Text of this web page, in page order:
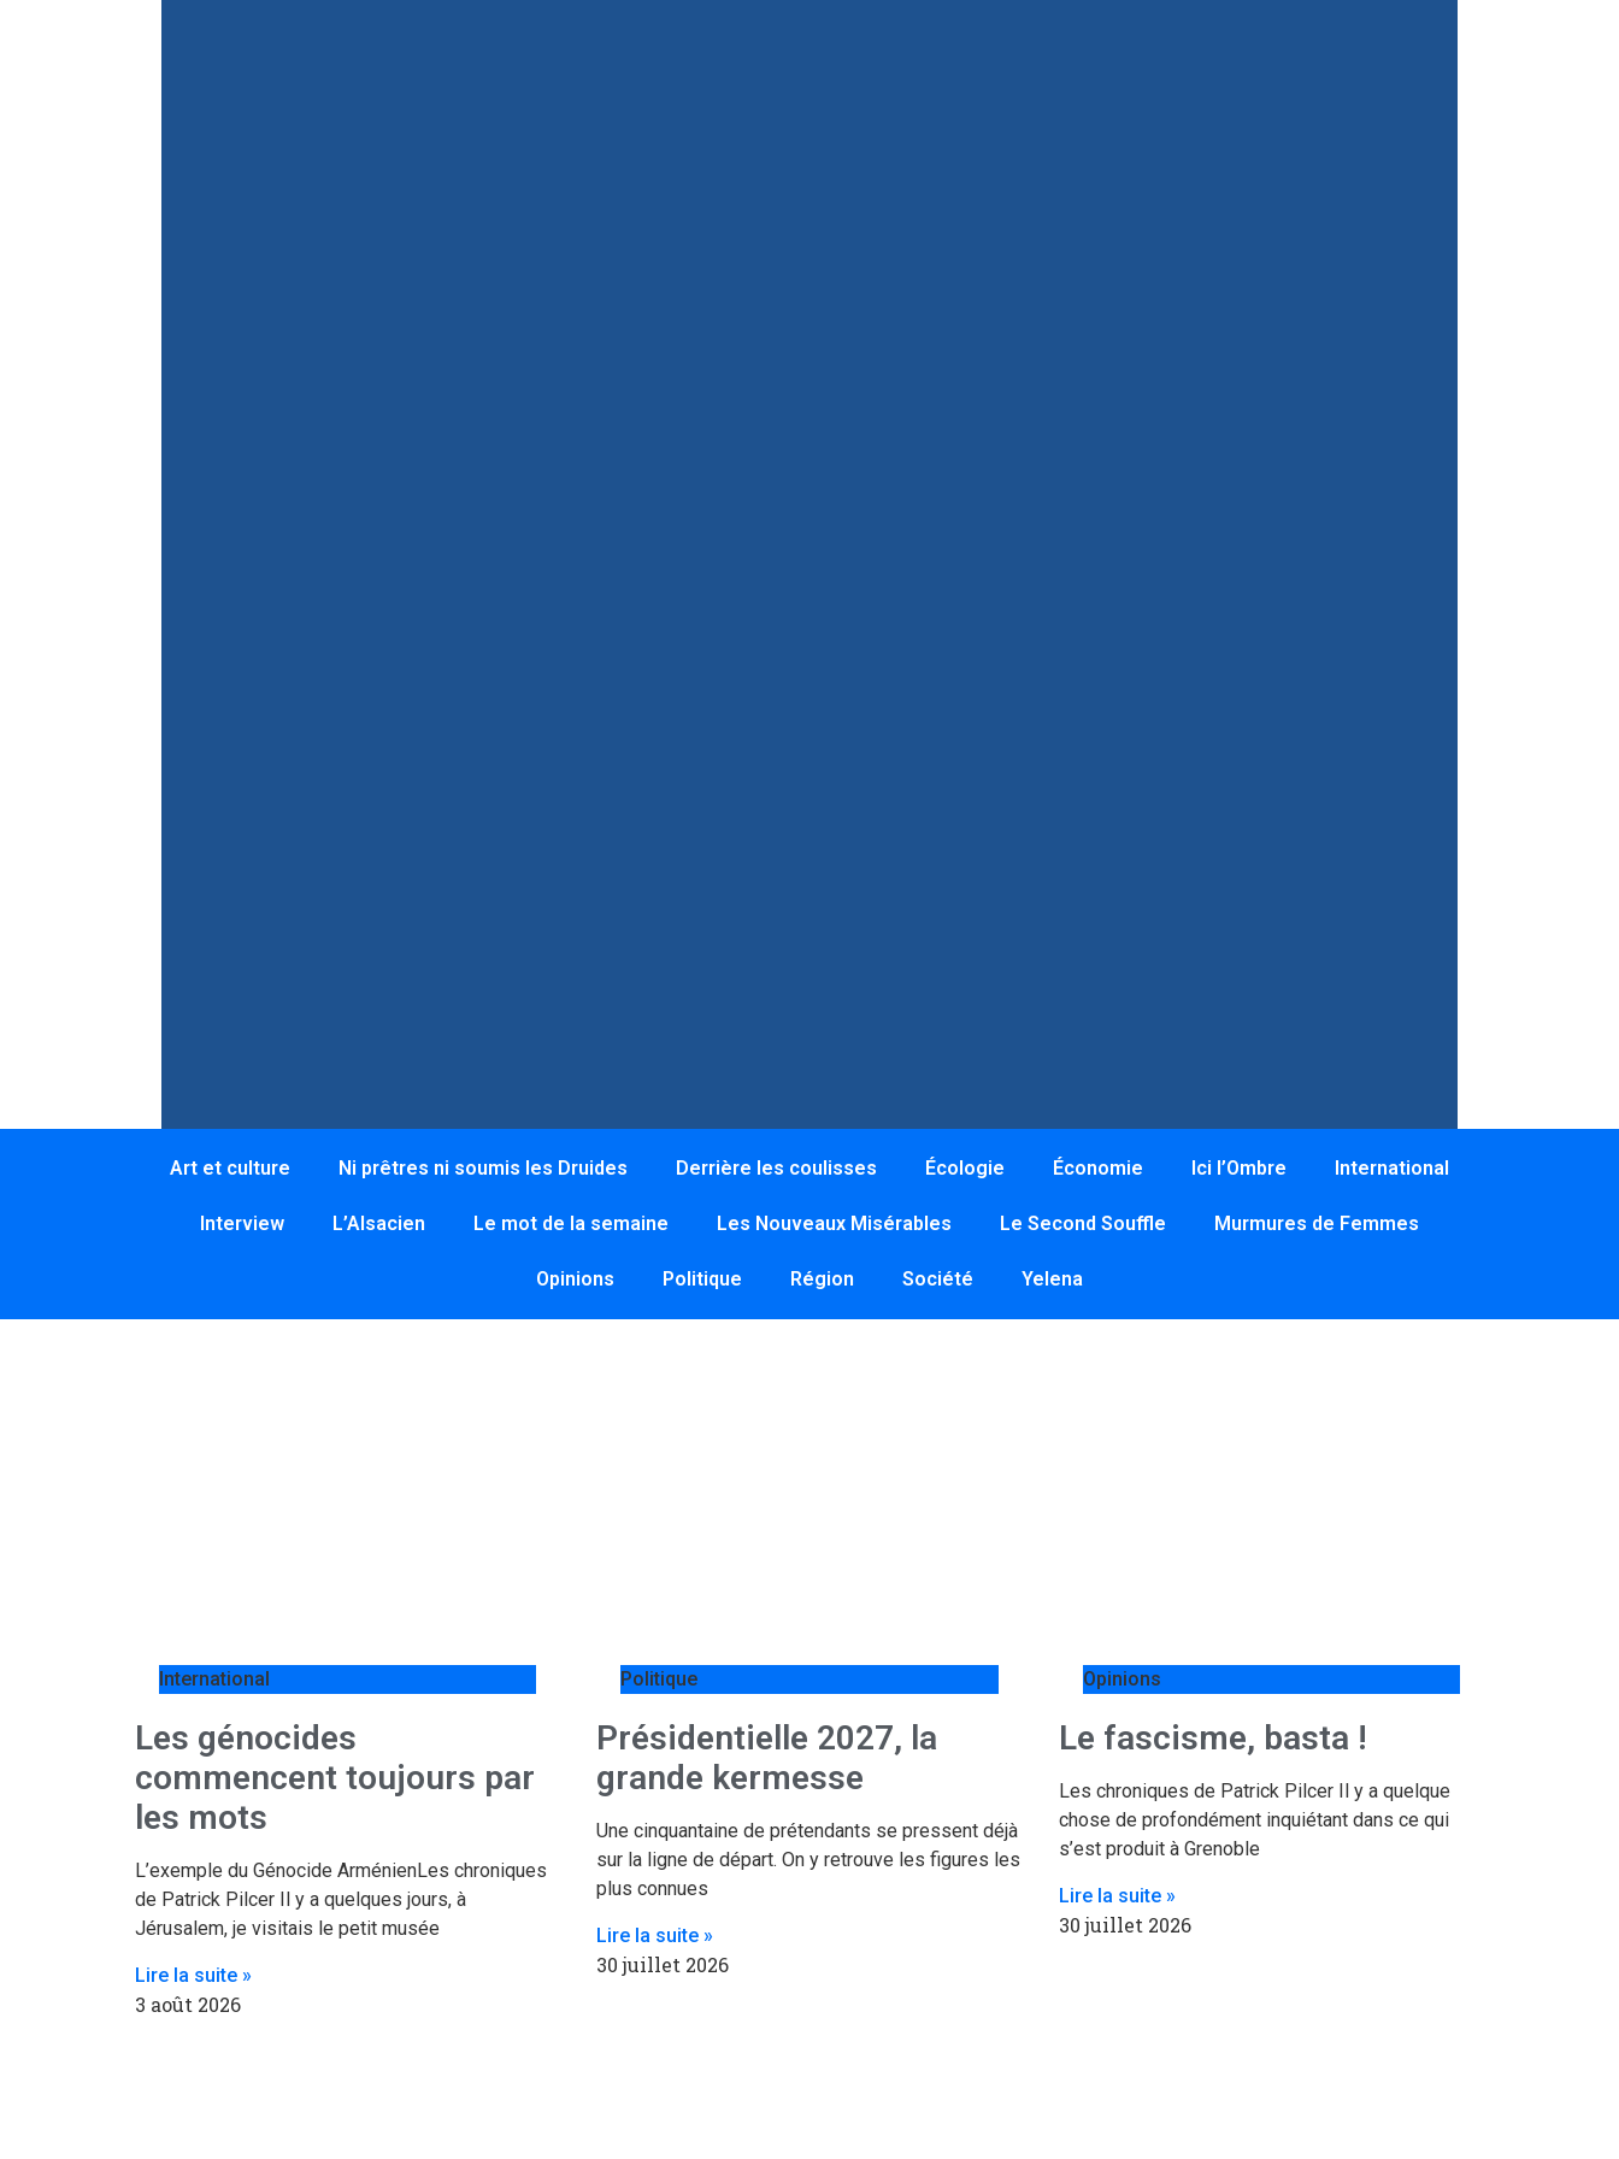
Art et culture Ni prêtres ni soumis les Druides Derrière les coulisses Écologie Économie Ici l’Ombre International
Interview L’Alsacien Le mot de la semaine Les Nouveaux Misérables Le Second Souffle Murmures de Femmes
Opinions Politique Région Société Yelena
International
Les génocides
commencent toujours par
les mots
L’exemple du Génocide ArménienLes chroniques
de Patrick Pilcer Il y a quelques jours, à
Jérusalem, je visitais le petit musée
Lire la suite »
3 août 2026
Politique
Présidentielle 2027, la
grande kermesse
Une cinquantaine de prétendants se pressent déjà
sur la ligne de départ. On y retrouve les figures les
plus connues
Lire la suite »
30 juillet 2026
Opinions
Le fascisme, basta !
Les chroniques de Patrick Pilcer Il y a quelque
chose de profondément inquiétant dans ce qui
s’est produit à Grenoble
Lire la suite »
30 juillet 2026